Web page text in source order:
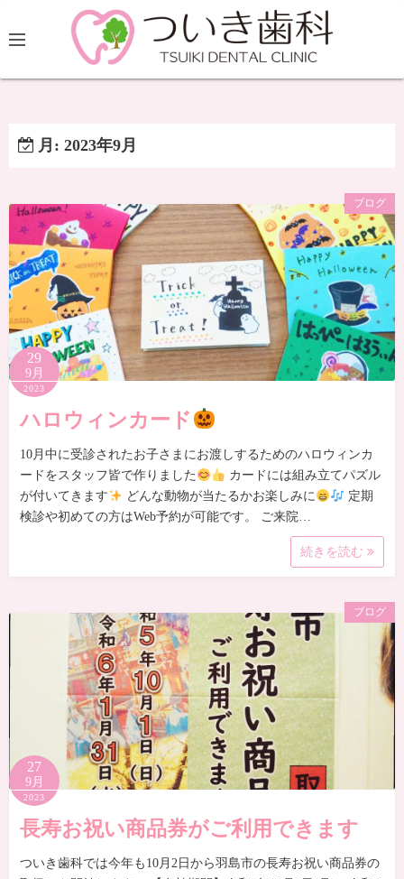
月: 2023年9月
ブログ
29
9月
2023
ハロウィンカード
10月中に受診されたお子さまにお渡しするためのハロウィンカ
ードをスタッフ皆で作りました
カードには組み立てパズル
が付いてきます
どんな動物が当たるかお楽しみに
定期
検診や初めての方はWeb予約が可能です。 ご来院…
続きを読む
ブログ
27
9月
2023
長寿お祝い商品券がご利用できます
ついき歯科では今年も10月2日から羽島市の長寿お祝い商品券の